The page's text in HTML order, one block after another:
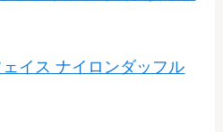
イス ナイロンダッフル